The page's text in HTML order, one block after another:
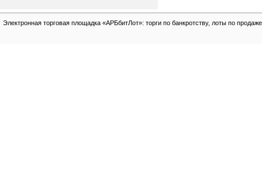
Электронная торговая площадка «АРБбитЛот»: торги по банкротству, лоты по